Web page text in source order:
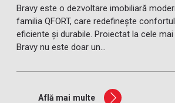
Bravy este o dezvoltare imobiliară
familia QFORT, care redefinește
eficiente și durabile. Proiectat la cele
Bravy nu este doar un...
Află mai multe